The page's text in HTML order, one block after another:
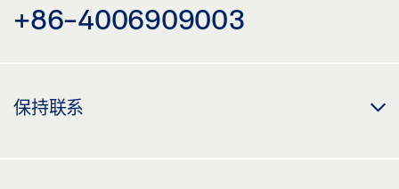
+86-4006909003
保持联系